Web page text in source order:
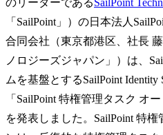
のリーダーであるSailPoint
「SailPoint」）の日本法人
合同会社（東京都港区、社長
ノロジーズジャパン」）は、
ムを基盤とするSailPoint Identity
「SailPoint 特権管理タスク オ
を発表しました。SailPoint 特